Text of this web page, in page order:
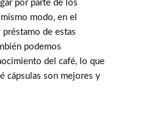
por parte de los
modo, en el
de estas
podemos
del café, lo que
cápsulas son mejores y